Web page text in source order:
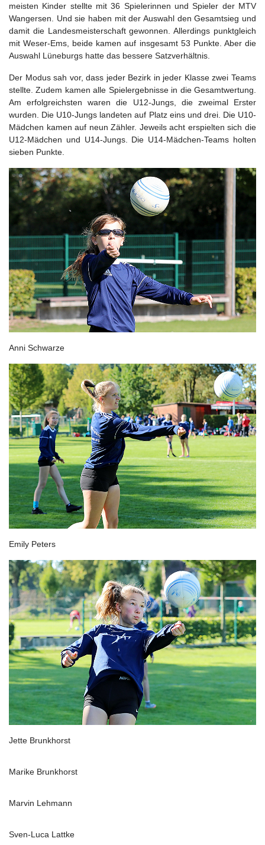
meisten Kinder stellte mit 36 Spielerinnen und Spieler der MTV
Wangersen. Und sie haben mit der Auswahl den Gesamtsieg und
damit die Landesmeisterschaft gewonnen. Allerdings punktgleich
mit Weser-Ems, beide kamen auf insgesamt 53 Punkte. Aber die
Auswahl Lüneburgs hatte das bessere Satzverhältnis.
Der Modus sah vor, dass jeder Bezirk in jeder Klasse zwei Teams
stellte. Zudem kamen alle Spielergebnisse in die Gesamtwertung.
Am erfolgreichsten waren die U12-Jungs, die zweimal Erster
wurden. Die U10-Jungs landeten auf Platz eins und drei. Die U10-
Mädchen kamen auf neun Zähler. Jeweils acht erspielten sich die
U12-Mädchen und U14-Jungs. Die U14-Mädchen-Teams holten
sieben Punkte.
Anni Schwarze
Emily Peters
Jette Brunkhorst
Marike Brunkhorst
Marvin Lehmann
Sven-Luca Lattke